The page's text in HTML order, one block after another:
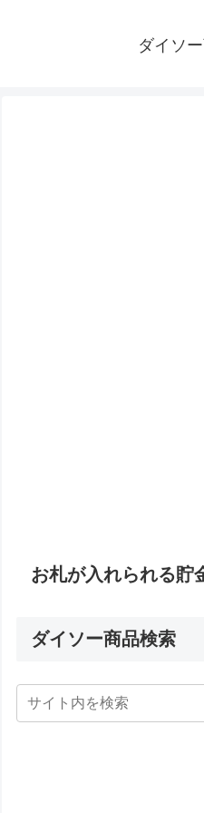
ダイソ
お札が入れられる貯
ダイソー商品検索